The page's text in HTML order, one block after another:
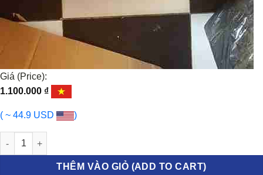
Giá (Price):
1.100.000 ₫
( ~ 44.9 USD )
Quạt gió động cơ Chevrolet Spark M300, Daewoo Matiz 4 số
THÊM VÀO GIỎ (ADD TO CART)